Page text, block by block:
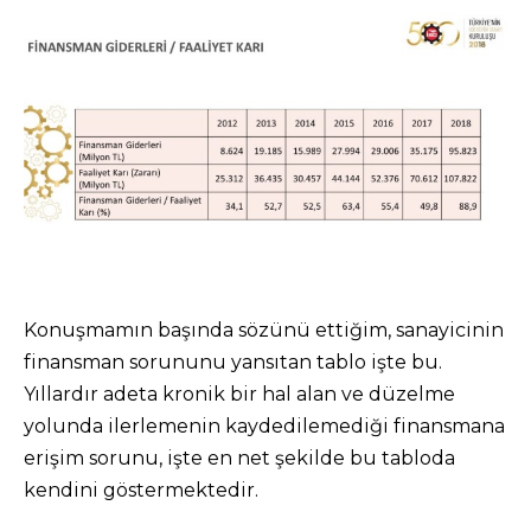
Konuşmamın başında sözünü ettiğim, sanayicinin
finansman sorununu yansıtan tablo işte bu.
Yıllardır adeta kronik bir hal alan ve düzelme
yolunda ilerlemenin kaydedilemediği finansmana
erişim sorunu, işte en net şekilde bu tabloda
kendini göstermektedir.